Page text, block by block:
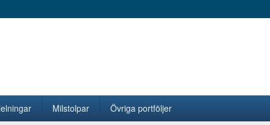
Milstolpar Övriga portföljer